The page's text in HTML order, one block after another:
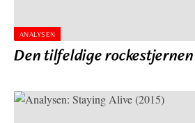
ANALYSEN
Den tilfeldige rockestjernen